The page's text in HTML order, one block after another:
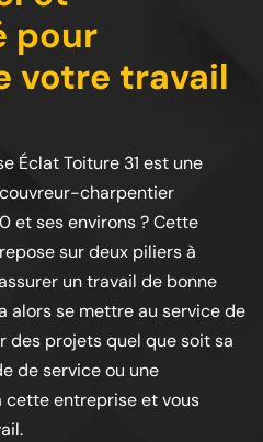
pour
votre travail
Éclat Toiture 31 est une
charpentier
et ses environs ? Cette
sur deux piliers à
un travail de bonne
alors se mettre au service de
des projets quel que soit sa
de service ou une
cette entreprise et vous